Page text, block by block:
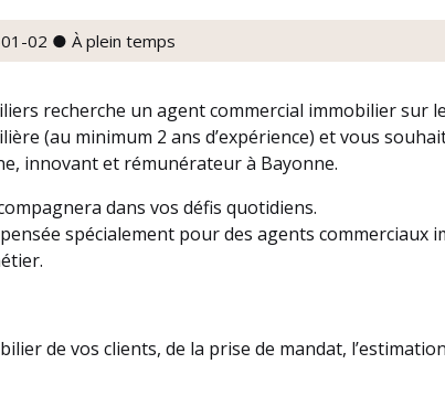
02 ● À plein temps
recherche un agent commercial immobilier sur
(au minimum 2 ans d’expérience) et vous
innovant et rémunérateur à Bayonne.
dans vos défis quotidiens.
spécialement pour des agents commerciaux
de vos clients, de la prise de mandat,